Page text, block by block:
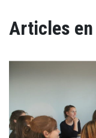
Articles